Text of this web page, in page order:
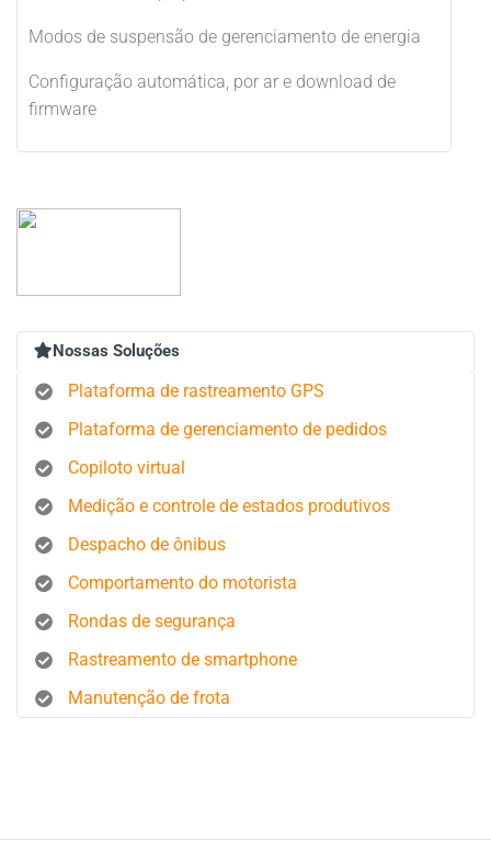
Modos de suspensão de gerenciamento de energia
Configuração automática, por ar e download de
firmware
Nossas Soluções
Plataforma de rastreamento GPS
Plataforma de gerenciamento de pedidos
Copiloto virtual
Medição e controle de estados produtivos
Despacho de ônibus
Comportamento do motorista
Rondas de segurança
Rastreamento de smartphone
Manutenção de frota